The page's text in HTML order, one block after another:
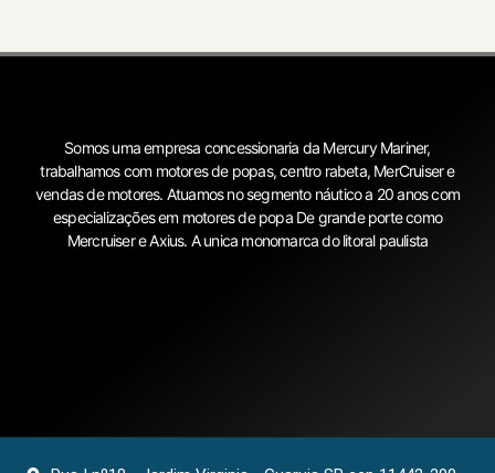
Somos uma empresa concessionaria da Mercury Mariner,
trabalhamos com motores de popas, centro rabeta, MerCruiser e
vendas de motores. Atuamos no segmento náutico a 20 anos com
especializações em motores de popa De grande porte como
Mercruiser e Axius. A unica monomarca do litoral paulista